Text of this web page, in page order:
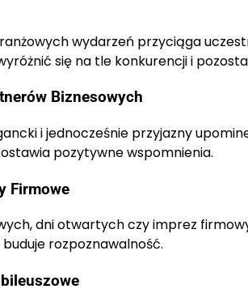
wydarzeń przyciąga
się na tle konkurencji i
Biznesowych
i jednocześnie przyjazny
pozytywne wspomnienia.
Firmowe
dni otwartych czy imprez
rozpoznawalność.